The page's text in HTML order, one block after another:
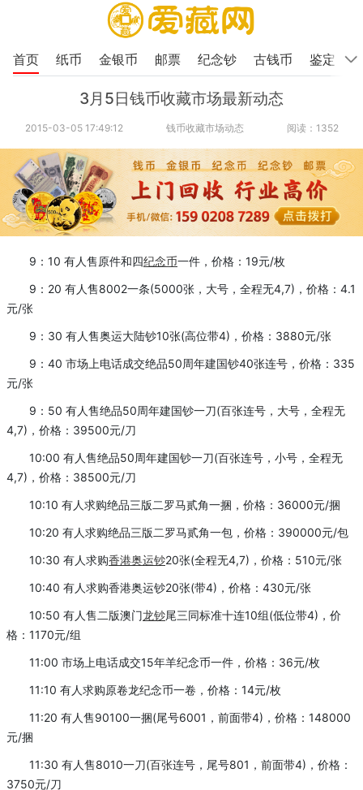
首页 纸币 金银币 邮票 纪念钞 古钱币 鉴定
3月5日钱币收藏市场最新动态
2015-03-05 17:49:12 钱币收藏市场动态 阅读：1352
9：10 有人售原件和四纪念币一件，价格：19元/枚
9：20 有人售8002一条(5000张，大号，全程无4,7)，价格：4.1
元/张
9：30 有人售奥运大陆钞10张(高位带4)，价格：3880元/张
9：40 市场上电话成交绝品50周年建国钞40张连号，价格：335
元/张
9：50 有人售绝品50周年建国钞一刀(百张连号，大号，全程无
4,7)，价格：39500元/刀
10:00 有人售绝品50周年建国钞一刀(百张连号，小号，全程无
4,7)，价格：38500元/刀
10:10 有人求购绝品三版二罗马贰角一捆，价格：36000元/捆
10:20 有人求购绝品三版二罗马贰角一包，价格：390000元/包
10:30 有人求购香港奥运钞20张(全程无4,7)，价格：510元/张
10:40 有人求购香港奥运钞20张(带4)，价格：430元/张
10:50 有人售二版澳门龙钞尾三同标准十连10组(低位带4)，价
格：1170元/组
11:00 市场上电话成交15年羊纪念币一件，价格：36元/枚
11:10 有人求购原卷龙纪念币一卷，价格：14元/枚
11:20 有人售90100一捆(尾号6001，前面带4)，价格：148000
元/捆
11:30 有人售8010一刀(百张连号，尾号801，前面带4)，价格：
3750元/刀